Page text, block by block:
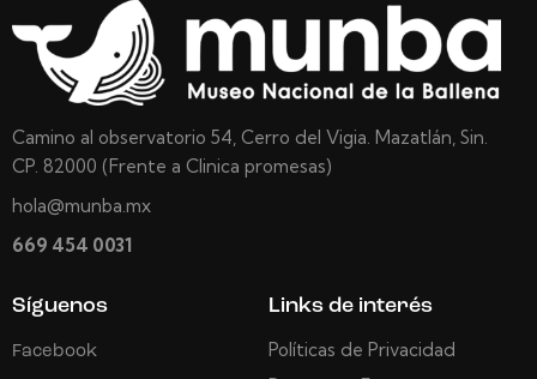
Camino al observatorio 54, Cerro del Vigia. Mazatlán, Sin.
CP. 82000 (Frente a Clinica promesas)
hola@munba.mx
669 454 0031
Síguenos
Facebook
Links de interés
Políticas de Privacidad